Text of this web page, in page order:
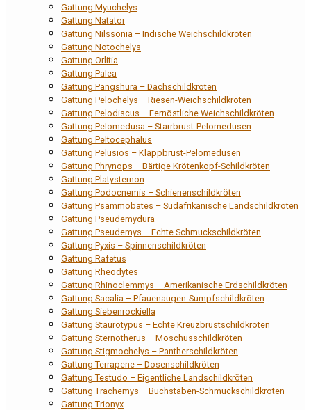
Gattung Myuchelys
Gattung Natator
Gattung Nilssonia – Indische Weichschildkröten
Gattung Notochelys
Gattung Orlitia
Gattung Palea
Gattung Pangshura – Dachschildkröten
Gattung Pelochelys – Riesen-Weichschildkröten
Gattung Pelodiscus – Fernöstliche Weichschildkröten
Gattung Pelomedusa – Starrbrust-Pelomedusen
Gattung Peltocephalus
Gattung Pelusios – Klappbrust-Pelomedusen
Gattung Phrynops – Bärtige Krötenkopf-Schildkröten
Gattung Platysternon
Gattung Podocnemis – Schienenschildkröten
Gattung Psammobates – Südafrikanische Landschildkröten
Gattung Pseudemydura
Gattung Pseudemys – Echte Schmuckschildkröten
Gattung Pyxis – Spinnenschildkröten
Gattung Rafetus
Gattung Rheodytes
Gattung Rhinoclemmys – Amerikanische Erdschildkröten
Gattung Sacalia – Pfauenaugen-Sumpfschildkröten
Gattung Siebenrockiella
Gattung Staurotypus – Echte Kreuzbrustschildkröten
Gattung Sternotherus – Moschusschildkröten
Gattung Stigmochelys – Pantherschildkröten
Gattung Terrapene – Dosenschildkröten
Gattung Testudo – Eigentliche Landschildkröten
Gattung Trachemys – Buchstaben-Schmuckschildkröten
Gattung Trionyx